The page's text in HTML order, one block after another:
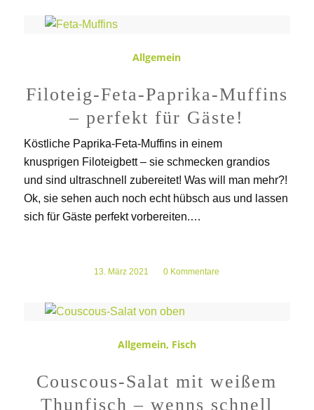
Allgemein
Filoteig-Feta-Paprika-Muffins
– perfekt für Gäste!
Köstliche Paprika-Feta-Muffins in einem
knusprigen Filoteigbett – sie schmecken grandios
und sind ultraschnell zubereitet! Was will man mehr?!
Ok, sie sehen auch noch echt hübsch aus und lassen
sich für Gäste perfekt vorbereiten.…
13. März 2021
/ 0 Kommentare
Allgemein, Fisch
Couscous-Salat mit weißem
Thunfisch – wenns schnell